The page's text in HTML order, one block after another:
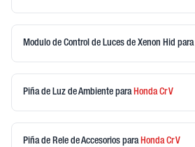
Modulo de Control de Luces de Xenon Hid para
Piña de Luz de Ambiente para HondaCr V
Piña de Rele de Accesorios para HondaCr V